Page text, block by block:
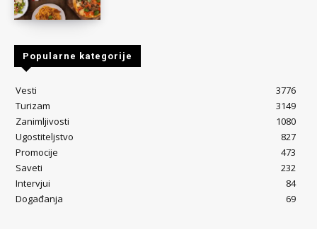
Popularne kategorije
Vesti
3776
Turizam
3149
Zanimljivosti
1080
Ugostiteljstvo
827
Promocije
473
Saveti
232
Intervjui
84
Događanja
69